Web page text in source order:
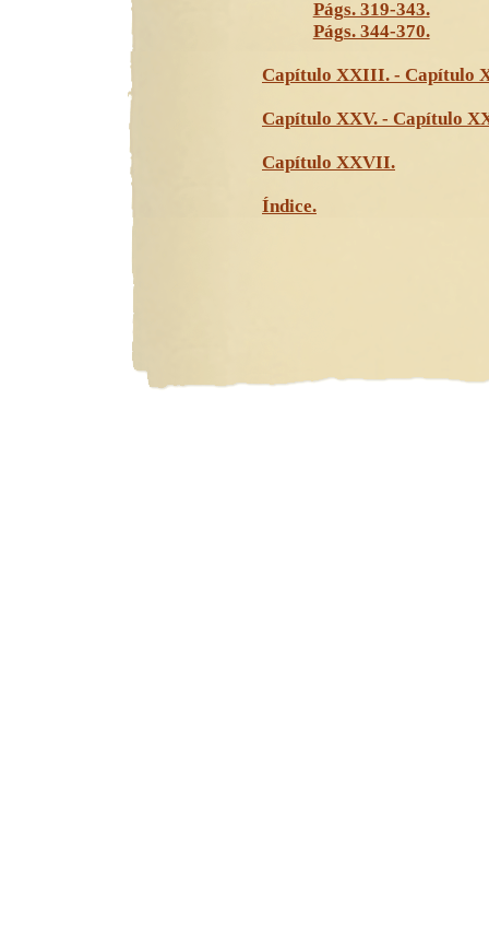
Págs. 319-343.
Págs. 344-370.
Capítulo XXIII. - Capítulo
Capítulo XXV. - Capítulo
Capítulo XXVII.
Índice.